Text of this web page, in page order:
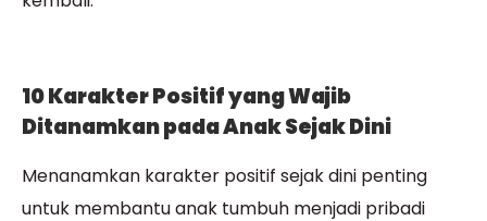
10 Karakter Positif yang Wajib
Ditanamkan pada Anak Sejak Dini
Menanamkan karakter positif sejak dini penting
untuk membantu anak tumbuh menjadi pribadi